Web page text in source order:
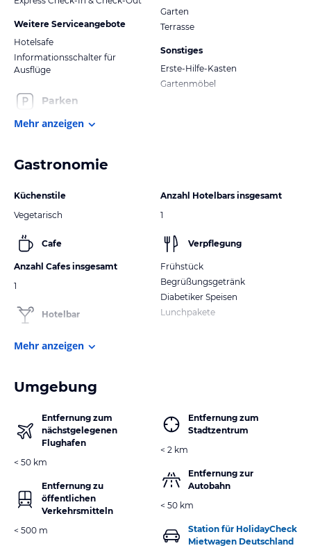
Weitere Serviceangebote
Hotelsafe
Informationsschalter für
Ausflüge
Parken
Garten
Terrasse
Sonstiges
Erste-Hilfe-Kasten
Gartenmöbel
Mehr anzeigen
Gastronomie
Küchenstile
Vegetarisch
Cafe
Anzahl Cafes insgesamt
1
Hotelbar
Anzahl Hotelbars insgesamt
1
Verpflegung
Frühstück
Begrüßungsgetränk
Diabetiker Speisen
Lunchpakete
Mehr anzeigen
Umgebung
Entfernung zum
nächstgelegenen
Flughafen
< 50 km
Entfernung zu
öffentlichen
Verkehrsmitteln
< 500 m
Entfernung zum
Stadtzentrum
< 2 km
Entfernung zur
Autobahn
< 50 km
Station für HolidayCheck
Mietwagen Deutschland